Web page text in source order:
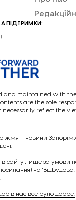
ПІДТРИМКИ:
and maintained with
are the sole
reflect the
– новини
сайту лише за умови
на
в нас все було добре.